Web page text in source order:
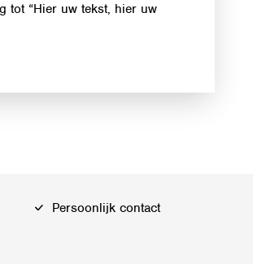
tot “Hier uw tekst, hier uw
Persoonlijk contact